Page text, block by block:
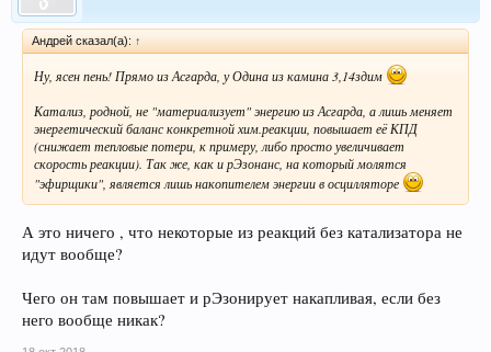
Андрей сказал(а): ↑
Ну, ясен пень! Прямо из Асгарда, у Одина из камина 3,14здим
Катализ, родной, не "материализует" энергию из Асгарда, а лишь меняет
энергетический баланс конкретной хим.реакции, повышает её КПД
(снижает тепловые потери, к примеру, либо просто увеличивает
скорость реакции). Так же, как и рЭзонанс, на который молятся
"эфирщики", является лишь накопителем энергии в осцилляторе
А это ничего , что некоторые из реакций без катализатора не
идут вообще?
Чего он там повышает и рЭзонирует накапливая, если без
него вообще никак?